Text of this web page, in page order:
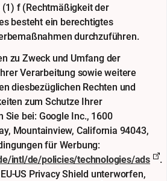
f (Rechtmäßigkeit der
besteht ein berechtigtes
durchzuführen.
zu Zweck und Umfang der
Verarbeitung sowie weitere
diesbezüglichen Rechten und
zum Schutze Ihrer
Sie bei: Google Inc., 1600
Mountainview, California 94043,
für Werbung:
intl/de/policies/technologies/ads
.
US Privacy Shield unterworfen,